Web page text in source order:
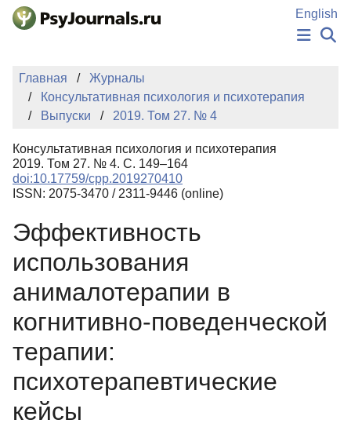
Перейти к основному содержанию
English
НОВОСТИ
АВТОРЫ
КЛЮЧЕВЫЕ СЛОВА
Регистрация
Главная
Журналы
Консультативная психология и психотерапия
Выпуски
2019. Том 27. № 4
Консультативная психология и психотерапия
2019. Том 27. № 4. С. 149–164
doi:10.17759/cpp.2019270410
ISSN: 2075-3470 / 2311-9446 (online)
Эффективность
использования
анималотерапии в
когнитивно-поведенческой
терапии:
психотерапевтические
кейсы